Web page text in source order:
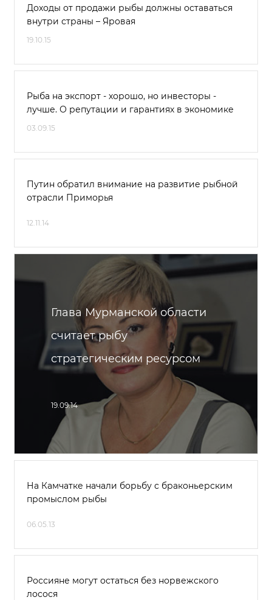
Доходы от продажи рыбы должны оставаться
внутри страны – Яровая
19.10.15
Рыба на экспорт - хорошо, но инвесторы -
лучше. О репутации и гарантиях в экономике
03.09.15
Путин обратил внимание на развитие рыбной
отрасли Приморья
12.11.14
Глава Мурманской области
считает рыбу
стратегическим ресурсом
19.09.14
На Камчатке начали борьбу с браконьерским
промыслом рыбы
06.05.13
Россияне могут остаться без норвежского
лосося